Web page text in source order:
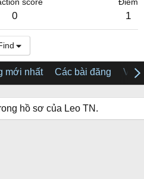
score
0
Điểm
1
mới nhất Các bài đăng Về
hồ sơ của Leo TN.